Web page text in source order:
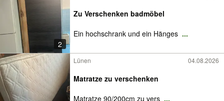
2
Zu Verschenken badmöbel
Ein hochschrank und ein Hänges ...
Lünen 04.08.2026
Matratze zu verschenken
Matratze 90/200cm zu vers ...